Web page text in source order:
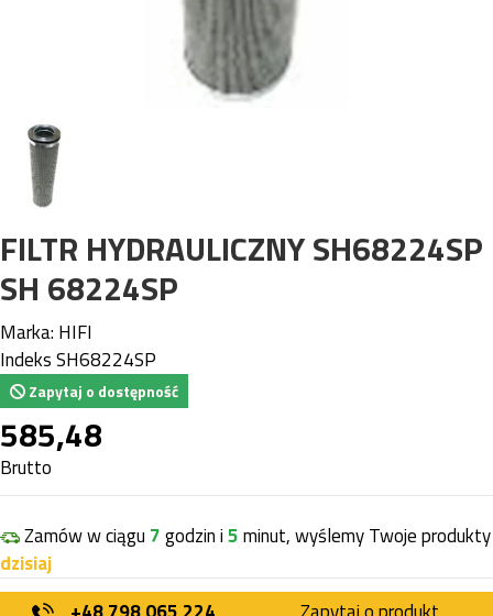
FILTR HYDRAULICZNY SH68224SP
SH 68224SP
Marka: HIFI
IndeksSH68224SP
Zapytaj o dostępność
585,48
Brutto
Zamów w ciągu 7godzin i5minut, wyślemy Twoje produkty
dzisiaj